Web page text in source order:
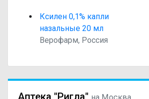
Ксилен 0,1% капли
назальные 20 мл
Верофарм, Россия
Аптека "Ригла"